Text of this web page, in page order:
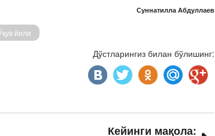
Суннатилла Абдуллаев
йили
Дўстларингиз билан бўлишинг:
Кейинги мақола: